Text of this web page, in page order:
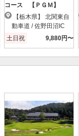
コース 【ＰＧＭ】
動車道 / 佐野田沼IC
土日祝
9,880円〜